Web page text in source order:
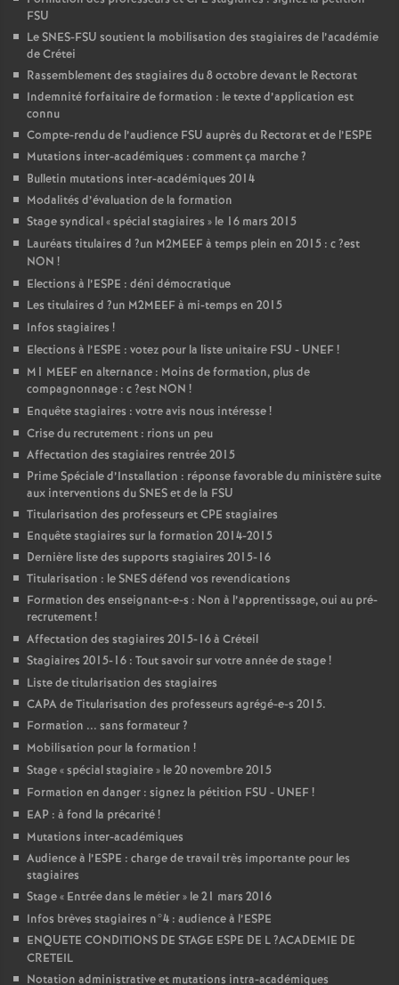
FSU
LeSNES-FSU soutient la mobilisation des stagiaires de l’académie
de Crétei
Rassemblement des stagiaires du 8 octobre devant le Rectorat
Indemnité forfaitaire de formation : le texte d’application est
connu
Compte-rendu de l’audience FSU auprès du Rectorat et de l’ESPE
Mutations inter-académiques : comment ça marche?
Bulletin mutations inter-académiques 2014
Modalités d’évaluation de la formation
Stage syndical «spécial stagiaires » le 16 mars 2015
Lauréats titulaires d ?un M2MEEFà temps plein en 2015 : c?est
NON !
Elections à l’ESPE : déni démocratique
Les titulaires d ?un M2MEEFà mi-temps en 2015
Infos stagiaires !
Elections à l’ESPE : votez pour la liste unitaire FSU - UNEF!
M1 MEEFen alternance : Moins de formation, plus de
compagnonnage : c?est NON !
Enquête stagiaires : votre avis nous intéresse!
Crise du recrutement : rions un peu
Affectation des stagiaires rentrée 2015
Prime Spéciale d’Installation : réponse favorable du ministère suite
aux interventions duSNESet de la FSU
Titularisation des professeurs etCPE stagiaires
Enquête stagiaires sur la formation 2014-2015
Dernière liste des supports stagiaires 2015-16
Titularisation : leSNESdéfend vos revendications
Formation des enseignant-e-s : Non à l’apprentissage, oui au pré-
recrutement!
Affectation des stagiaires 2015-16 à Créteil
Stagiaires 2015-16 : Tout savoir sur votre année de stage!
Liste de titularisation des stagiaires
CAPAde Titularisation des professeurs agrégé-e-s 2015.
Formation ... sans formateur?
Mobilisation pour la formation !
Stage «spécial stagiaire» le 20 novembre 2015
Formation en danger : signez la pétition FSU - UNEF!
EAP : à fond la précarité!
Mutations inter-académiques
Audience à l’ESPE : charge de travail très importante pour les
stagiaires
Stage « Entrée dans le métier» le 21 mars 2016
Infos brèves stagiaires n°4 : audience à l’ESPE
ENQUETE CONDITIONS DE STAGE ESPE DE L?ACADEMIE DE
CRETEIL
Notation administrative et mutations intra-académiques